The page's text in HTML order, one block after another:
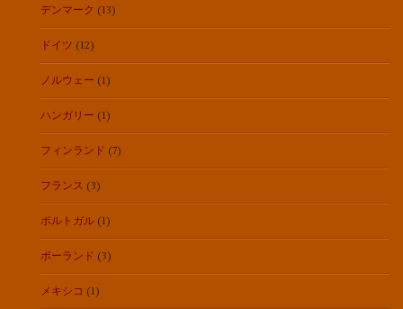
デンマーク (13)
ドイツ (12)
ノルウェー (1)
ハンガリー (1)
フィンランド (7)
フランス (3)
ポルトガル (1)
ポーランド (3)
メキシコ (1)